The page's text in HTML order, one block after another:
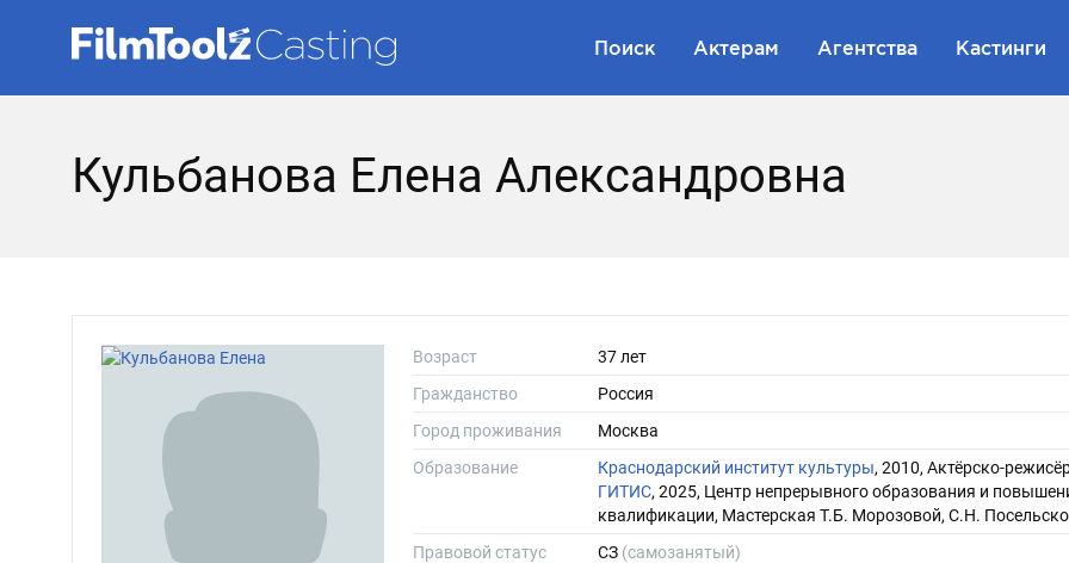
Поиск Актерам Агентства Кастинги
Кульбанова Елена Александровна
Возраст
37 лет
Гражданство
Россия
Город проживания
Москва
Образование
Краснодарский институт культуры, 2010, Актёрско-
ГИТИС, 2025, Центр непрерывного образования и
квалификации, Мастерская Т.Б. Морозовой, С.Н.
Правовой статус
СЗ (самозанятый)